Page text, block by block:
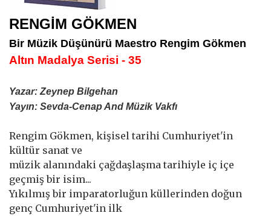
RENGİM GÖKMEN
Bir Müzik Düşünürü Maestro Rengim Gökmen
Altın Madalya Serisi - 35
Yazar: Zeynep Bilgehan
Yayın: Sevda-Cenap And Müzik Vakfı
Rengim Gökmen, kişisel tarihi Cumhuriyet'in
kültür sanat ve
müzik alanındaki çağdaşlaşma tarihiyle iç içe
geçmiş bir isim...
Yıkılmış bir imparatorluğun küllerinden doğun
genç Cumhuriyet'in ilk